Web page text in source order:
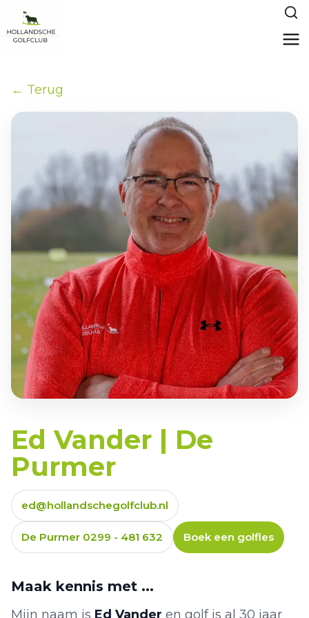
← Terug
Ed Vander | De
Purmer
ed@hollandschegolfclub.nl
De Purmer 0299 - 481 632 Boek een golfles
Maak kennis met ...
Mijn naam is Ed Vander en golf is al 30 jaar